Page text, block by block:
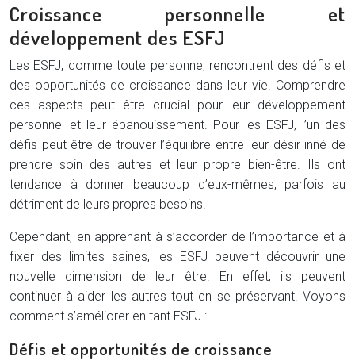
Croissance personnelle et
développement des ESFJ
Les ESFJ, comme toute personne, rencontrent des défis et
des opportunités de croissance dans leur vie. Comprendre
ces aspects peut être crucial pour leur développement
personnel et leur épanouissement. Pour les ESFJ, l’un des
défis peut être de trouver l’équilibre entre leur désir inné de
prendre soin des autres et leur propre bien-être. Ils ont
tendance à donner beaucoup d’eux-mêmes, parfois au
détriment de leurs propres besoins.
Cependant, en apprenant à s’accorder de l’importance et à
fixer des limites saines, les ESFJ peuvent découvrir une
nouvelle dimension de leur être. En effet, ils peuvent
continuer à aider les autres tout en se préservant. Voyons
comment s’améliorer en tant ESFJ :
Défis et opportunités de croissance